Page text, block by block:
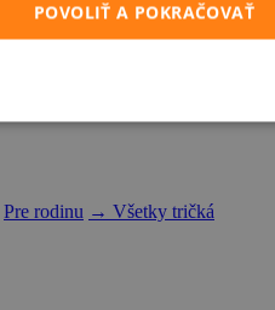
Pre rodinu → Všetky tričká
POVOLIŤ A POKRAČOVAŤ